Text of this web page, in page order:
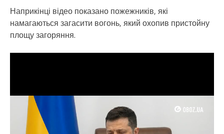
Наприкінці відео показано пожежників, які
намагаються загасити вогонь, який охопив пристойну
площу загоряння.